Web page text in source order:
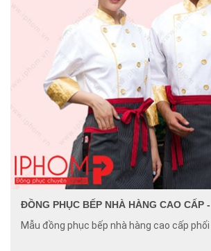
ĐỒNG PHỤC BẾP NHÀ HÀNG CAO CẤP
Mẫu đồng phục bếp nhà hàng cao cấp